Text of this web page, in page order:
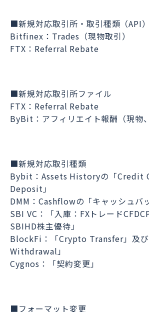
■新規対応取引所・取引種類（API）
Bitfinex：Trades（現物取引）
FTX：Referral Rebate
■新規対応取引所ファイル
FTX：Referral Rebate
ByBit：アフィリエイト報酬（現物
■新規対応取引種類
Bybit：Assets Historyの「Credit
Deposit」
DMM：Cashflowの「キャッシュバ
SBI VC：「入庫：FXトレード
SBIHD株主優待」
BlockFi：「Crypto Transfer」及
Withdrawal」
Cygnos：「契約変更」
■フォーマット変更